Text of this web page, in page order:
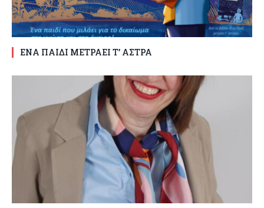
ΕΝΑ ΠΑΙΔΙ ΜΕΤΡΑΕΙ Τ’ ΑΣΤΡΑ